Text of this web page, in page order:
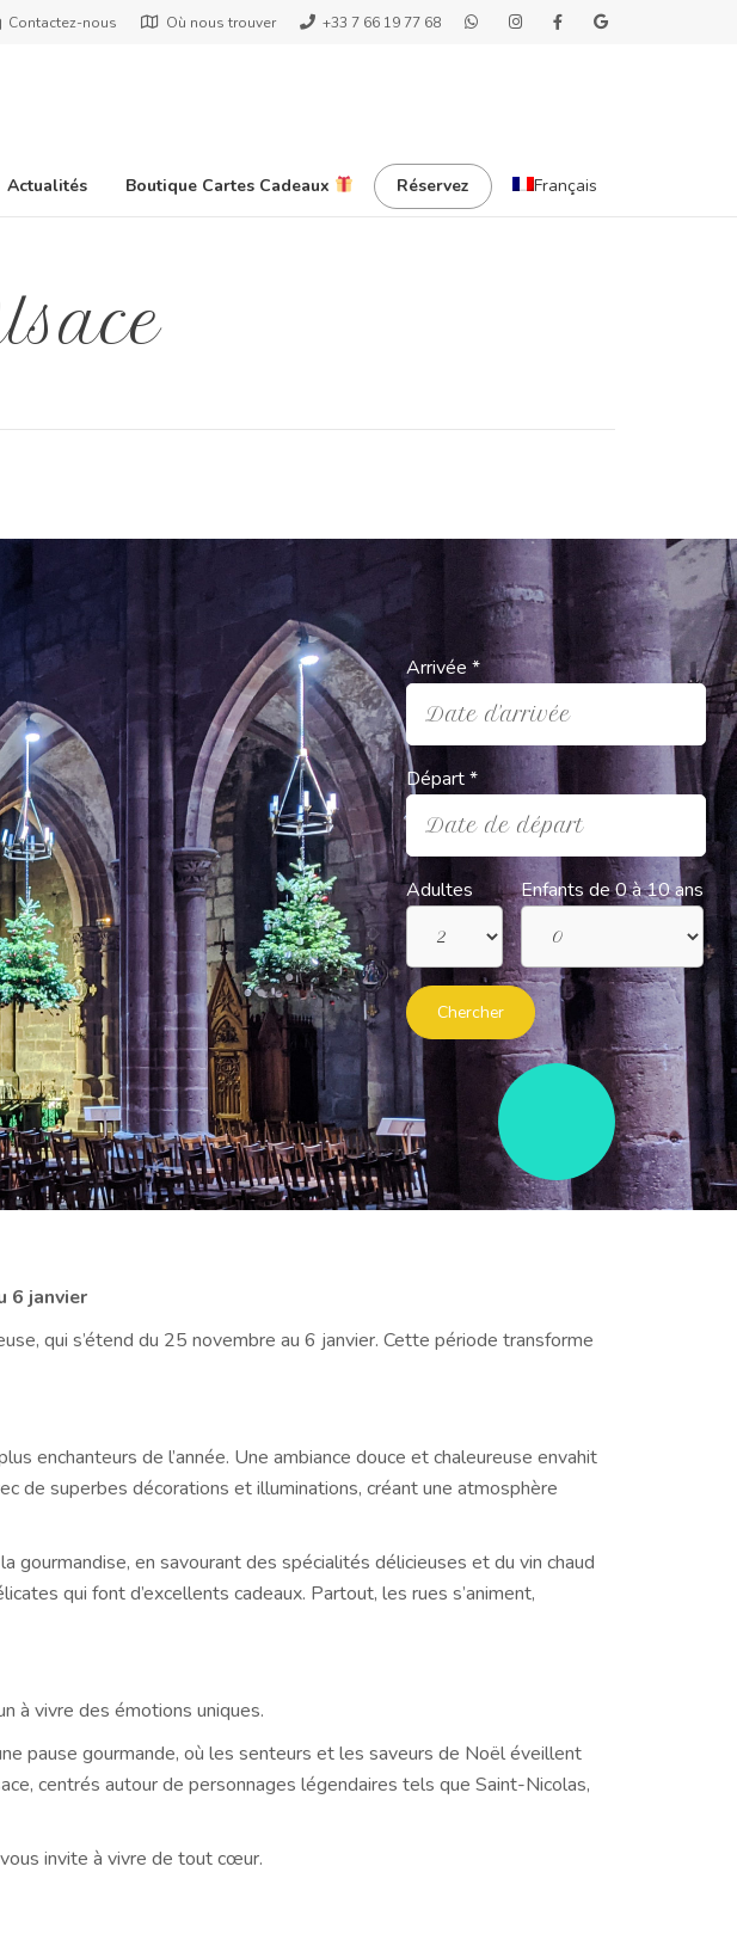
Contactez-nous Où nous trouver +33 7 66 19 77 68
Actualités Boutique Cartes Cadeaux Réservez Français
Arrivée *
Date d'arrivée
Départ *
Date de départ
Adultes Enfants de 0 à 10 ans
Chercher
6 janvier
qui s’étend du 25 novembre au 6 janvier. Cette période transforme
enchanteurs de l’année. Une ambiance douce et chaleureuse envahit
de superbes décorations et illuminations, créant une atmosphère
gourmandise, en savourant des spécialités délicieuses et du vin chaud
qui font d’excellents cadeaux. Partout, les rues s’animent,
à vivre des émotions uniques.
pause gourmande, où les senteurs et les saveurs de Noël éveillent
centrés autour de personnages légendaires tels que Saint-Nicolas,
invite à vivre de tout cœur.